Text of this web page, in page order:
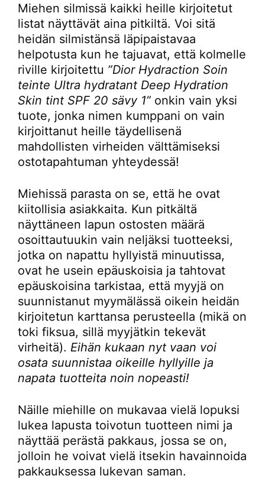
Miehen silmissä kaikki heille kirjoitetut
listat näyttävät aina pitkiltä. Voi sitä
heidän silmistänsä läpipaistavaa
helpotusta kun he tajuavat, että kolmelle
riville kirjoitettu ”Dior Hydraction Soin
teinte Ultra hydratant Deep Hydration
Skin tint SPF 20 sävy 1” onkin vain yksi
tuote, jonka nimen kumppani on vain
kirjoittanut heille täydellisenä
mahdollisten virheiden välttämiseksi
ostotapahtuman yhteydessä!
Miehissä parasta on se, että he ovat
kiitollisia asiakkaita. Kun pitkältä
näyttäneen lapun ostosten määrä
osoittautuukin vain neljäksi tuotteeksi,
jotka on napattu hyllyistä minuutissa,
ovat he usein epäuskoisia ja tahtovat
epäuskoisina tarkistaa, että myyjä on
suunnistanut myymälässä oikein heidän
kirjoitetun karttansa perusteella (mikä on
toki fiksua, sillä myyjätkin tekevät
virheitä). Eihän kukaan nyt vaan voi
osata suunnistaa oikeille hyllyille ja
napata tuotteita noin nopeasti!
Näille miehille on mukavaa vielä lopuksi
lukea lapusta toivotun tuotteen nimi ja
näyttää perästä pakkaus, jossa se on,
jolloin he voivat vielä itsekin havainnoida
pakkauksessa lukevan saman.